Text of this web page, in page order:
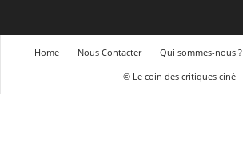
Home Nous Contacter Qui sommes-nous ?
© Le coin des critiques ciné